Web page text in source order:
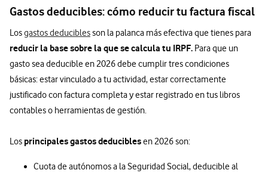
Gastos deducibles: cómo reducir tu factura fiscal
Losgastos deduciblesson la palanca más efectiva que tienes para
reducir la base sobre la que se calcula tu IRPF. Para que un
gasto sea deducible en 2026 debe cumplir tres condiciones
básicas: estar vinculado a tu actividad, estar correctamente
justificado con factura completa y estar registrado en tus libros
contables o herramientas de gestión.
Los principales gastos deduciblesen 2026 son:
Cuota de autónomos a la Seguridad Social, deducible al